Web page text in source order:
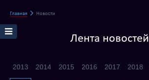
Главная Новости
Лента новостей
2013 2014 2015 2016 2017 2018